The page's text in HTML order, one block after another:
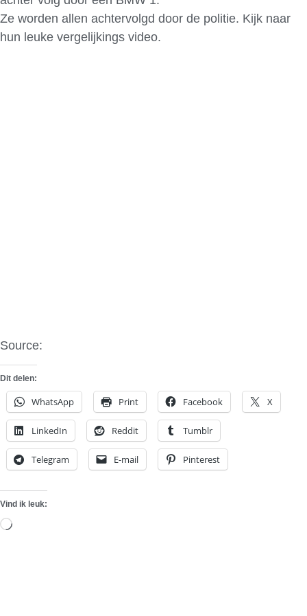
Ze worden allen achtervolgd door de politie. Kijk naar
hun leuke vergelijkings video.
Source:
Dit delen:
WhatsApp Print Facebook X
LinkedIn Reddit Tumblr
Telegram E-mail Pinterest
Vind ik leuk:
Aan